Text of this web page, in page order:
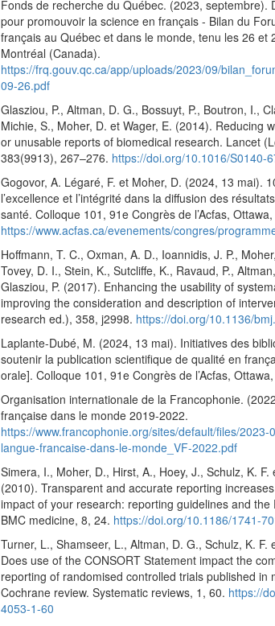
Fonds de recherche du Québec. (2023, septembre).
pour promouvoir la science en français - Bilan du
français au Québec et dans le monde, tenu les 26 et
Montréal (Canada).
https://frq.gouv.qc.ca/app/uploads/2023/09/
09-26.pdf
Glasziou, P., Altman, D. G., Bossuyt, P., Boutron, I.,
Michie, S., Moher, D. et Wager, E. (2014). Reducing
or unusable reports of biomedical research. Lancet
383(9913), 267–276. https://doi.org/10.1016/S0140-
Gogovor, A. Légaré, F. et Moher, D. (2024, 13 mai).
l’excellence et l’intégrité dans la diffusion des
santé. Colloque 101, 91e Congrès de l’Acfas,
https://www.acfas.ca/evenements/congres/
Hoffmann, T. C., Oxman, A. D., Ioannidis, J. P.,
Tovey, D. I., Stein, K., Sutcliffe, K., Ravaud, P.,
Glasziou, P. (2017). Enhancing the usability of
improving the consideration and description of
research ed.), 358, j2998. https://doi.org/10.1136/
Laplante-Dubé, M. (2024, 13 mai). Initiatives des
soutenir la publication scientifique de qualité en
orale]. Colloque 101, 91e Congrès de l’Acfas,
Organisation internationale de la Francophonie.
française dans le monde 2019-2022.
https://www.francophonie.org/sites/default/files/2023-
langue-francaise-dans-le-monde_VF-2022.pdf
Simera, I., Moher, D., Hirst, A., Hoey, J., Schulz, K. F.
(2010). Transparent and accurate reporting
impact of your research: reporting guidelines and the
BMC medicine, 8, 24. https://doi.org/10.1186/1741-
Turner, L., Shamseer, L., Altman, D. G., Schulz, K. F.
Does use of the CONSORT Statement impact the
reporting of randomised controlled trials published in
Cochrane review. Systematic reviews, 1, 60. https://
4053-1-60